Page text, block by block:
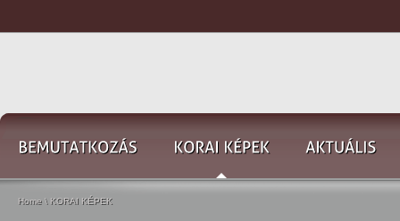
Home \ KORAI KÉPEK